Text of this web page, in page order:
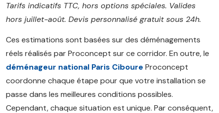
Tarifs indicatifs TTC, hors options spéciales. Valides
hors juillet-août. Devis personnalisé gratuit sous 24h.
Ces estimations sont basées sur des déménagements
réels réalisés par Proconcept sur ce corridor. En outre, le
déménageur national Paris Ciboure Proconcept
coordonne chaque étape pour que votre installation se
passe dans les meilleures conditions possibles.
Cependant, chaque situation est unique. Par conséquent,